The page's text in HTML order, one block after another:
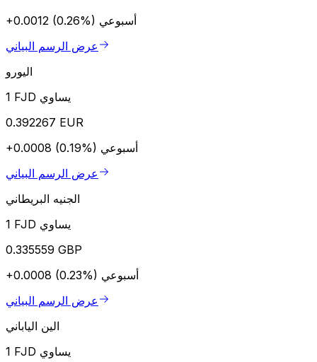
+0.0012 (0.26%) أسبوعي
عرض الرسم البياني
اليورو
1 FJD يساوي
0.392267 EUR
+0.0008 (0.19%) أسبوعي
عرض الرسم البياني
الجنيه البريطاني
1 FJD يساوي
0.335559 GBP
+0.0008 (0.23%) أسبوعي
عرض الرسم البياني
الين الياباني
1 FJD يساوي